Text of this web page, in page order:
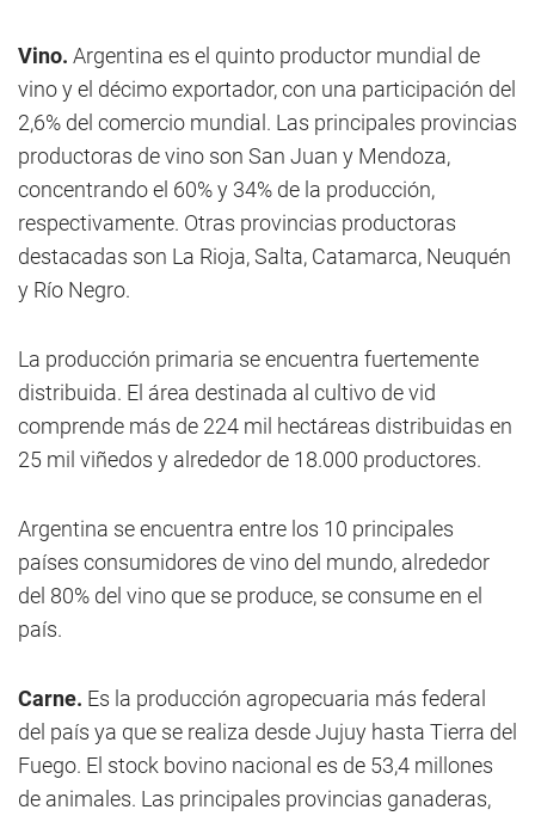
Vino. Argentina es el quinto productor mundial de
vino y el décimo exportador, con una participación del
2,6% del comercio mundial. Las principales provincias
productoras de vino son San Juan y Mendoza,
concentrando el 60% y 34% de la producción,
respectivamente. Otras provincias productoras
destacadas son La Rioja, Salta, Catamarca, Neuquén
y Río Negro.
La producción primaria se encuentra fuertemente
distribuida. El área destinada al cultivo de vid
comprende más de 224 mil hectáreas distribuidas en
25 mil viñedos y alrededor de 18.000 productores.
Argentina se encuentra entre los 10 principales
países consumidores de vino del mundo, alrededor
del 80% del vino que se produce, se consume en el
país.
Carne. Es la producción agropecuaria más federal
del país ya que se realiza desde Jujuy hasta Tierra del
Fuego. El stock bovino nacional es de 53,4 millones
de animales. Las principales provincias ganaderas,